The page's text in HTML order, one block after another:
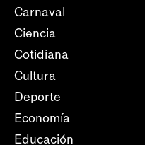
Carnaval
Ciencia
Cotidiana
Cultura
Deporte
Economía
Educación